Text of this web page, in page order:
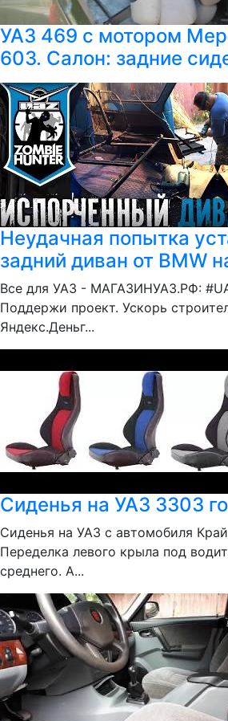
УАЗ 469 с мотором
603. Салон: задние
Неудачная попытка
задний диван от BMW
Все для УАЗ - МАГАЗИНУАЗ.РФ:
Поддержи проект. Ускорь
Яндекс.Деньг...
Сиденья на УАЗ 3303
Сиденья на УАЗ с автомобиля
Переделка левого крыла под
среднего. А...